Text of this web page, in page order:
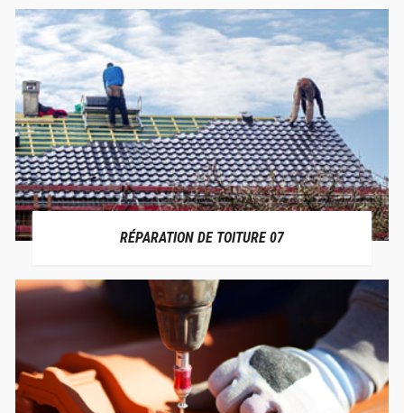
RÉPARATION DE TOITURE 07